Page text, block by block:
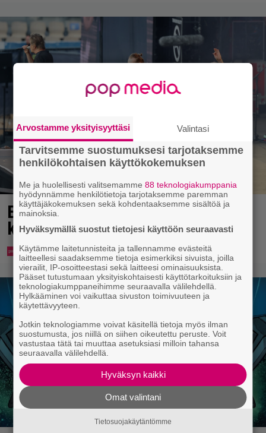
Eppu Normaalin viimeinen
konsertti esitetään Ylellä
Arvostamme yksityisyyttäsi Valintasi
Tarvitsemme suostumuksesi tarjotaksemme
henkilökohtaisen käyttökokemuksen
Me ja huolellisesti valitsemamme88 teknologiakumppania
hyödynnämme henkilötietoja tarjotaksemme paremman
käyttäjäkokemuksen sekä kohdentaaksemme sisältöä ja
mainoksia.
Hyväksymällä suostut tietojesi käyttöön seuraavasti
Käytämme laitetunnisteita ja tallennamme evästeitä
laitteellesi saadaksemme tietoja esimerkiksi sivuista, joilla
vierailit, IP-osoitteestasi sekä laitteesi ominaisuuksista.
Pääset tutustumaan yksityiskohtaisesti käyttötarkoituksiin ja
teknologiakumppaneihimme seuraavalla välilehdellä.
Hylkääminen voi vaikuttaa sivuston toimivuuteen ja
käytettävyyteen.
Jotkin teknologiamme voivat käsitellä tietoja myös ilman
suostumusta, jos niillä on siihen oikeutettu peruste. Voit
vastustaa tätä tai muuttaa asetuksiasi milloin tahansa
seuraavalla välilehdellä.
Hyväksyn kaikki
Omat valintani
Tietosuojakäytäntömme